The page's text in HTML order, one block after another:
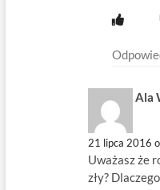
Ala
21 lipca 2016
Uważasz że
zły?